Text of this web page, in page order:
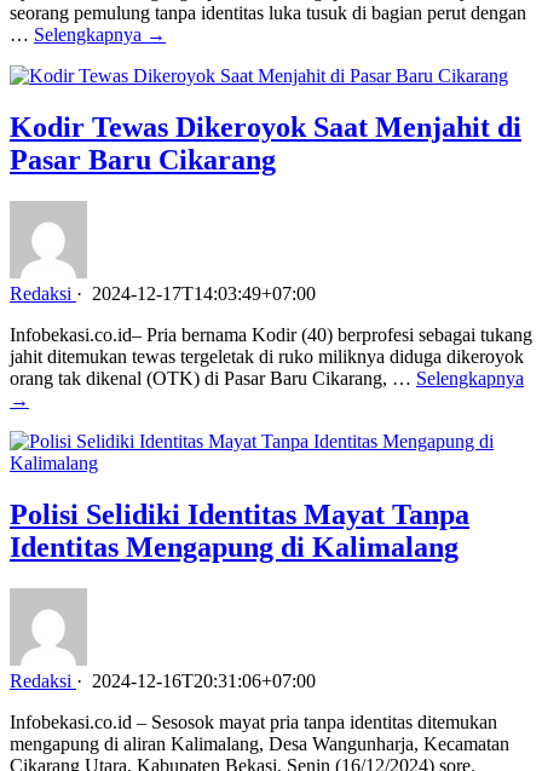
seorang pemulung tanpa identitas luka tusuk di bagian perut dengan
… Selengkapnya →
Kodir Tewas Dikeroyok Saat Menjahit di
Pasar Baru Cikarang
Redaksi · 2024-12-17T14:03:49+07:00
Infobekasi.co.id– Pria bernama Kodir (40) berprofesi sebagai tukang
jahit ditemukan tewas tergeletak di ruko miliknya diduga dikeroyok
orang tak dikenal (OTK) di Pasar Baru Cikarang, … Selengkapnya
→
Polisi Selidiki Identitas Mayat Tanpa
Identitas Mengapung di Kalimalang
Redaksi · 2024-12-16T20:31:06+07:00
Infobekasi.co.id – Sesosok mayat pria tanpa identitas ditemukan
mengapung di aliran Kalimalang, Desa Wangunharja, Kecamatan
Cikarang Utara, Kabupaten Bekasi, Senin (16/12/2024) sore.